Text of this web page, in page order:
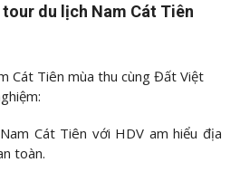
du lịch Nam Cát Tiên
Cát Tiên mùa thu cùng Đất Việt
Cát Tiên với HDV am hiểu địa
toàn.